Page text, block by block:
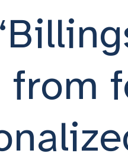
from